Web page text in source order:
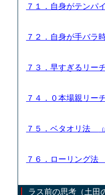
７１．自身がテンパ
７２．自身が手バラ
７３．早すぎるリー
７４．０本場親リー
７５．ベタオリ法
７６．ローリング法
ラス前の思考（土田